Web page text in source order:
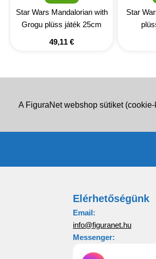
Star Wars Mandalorian with
Grogu plüss játék 25cm
49,11 €
Star
A FiguraNet webshop sütiket
Elérhetőségünk
Email:
info@figuranet.hu
Messenger: